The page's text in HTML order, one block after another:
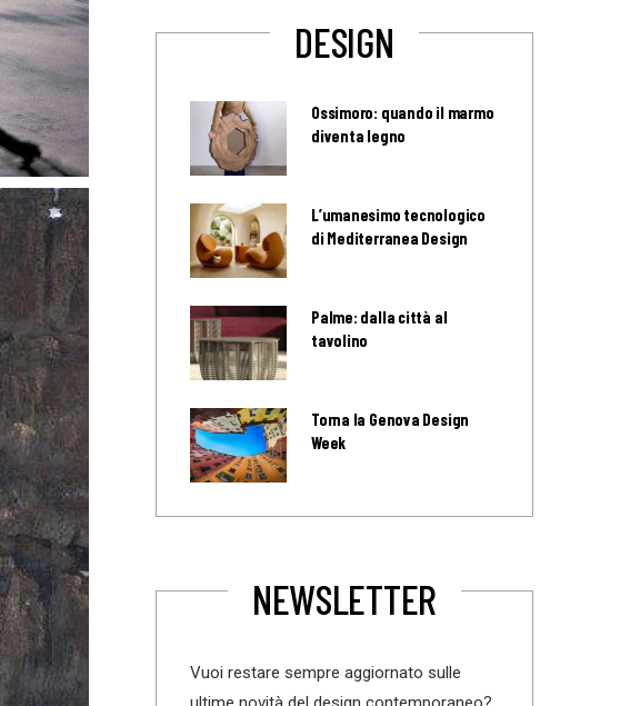
DESIGN
Ossimoro: quando il marmo
diventa legno
L’umanesimo tecnologico
di Mediterranea Design
Palme: dalla città al
tavolino
Torna la Genova Design
Week
NEWSLETTER
Vuoi restare sempre aggiornato sulle